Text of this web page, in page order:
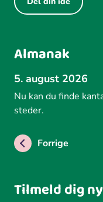
Almanak
5. august 2026
Nu kan du finde
steder.
Forrige
Tilmeld dig